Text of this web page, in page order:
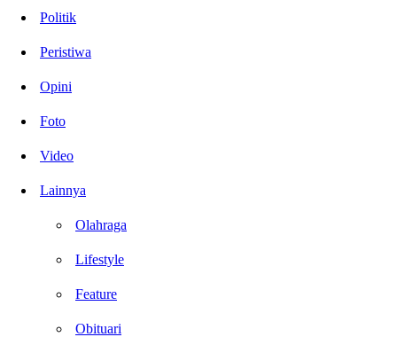
Politik
Peristiwa
Opini
Foto
Video
Lainnya
Olahraga
Lifestyle
Feature
Obituari